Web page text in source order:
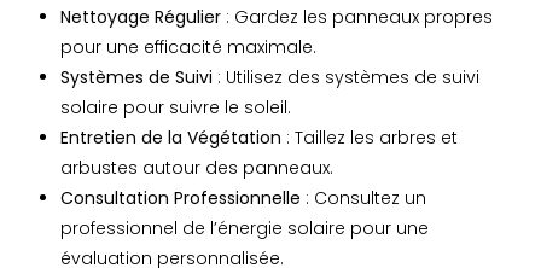
Nettoyage Régulier : Gardez les panneaux propres
pour une efficacité maximale.
Systèmes de Suivi : Utilisez des systèmes de suivi
solaire pour suivre le soleil.
Entretien de la Végétation : Taillez les arbres et
arbustes autour des panneaux.
Consultation Professionnelle : Consultez un
professionnel de l’énergie solaire pour une
évaluation personnalisée.